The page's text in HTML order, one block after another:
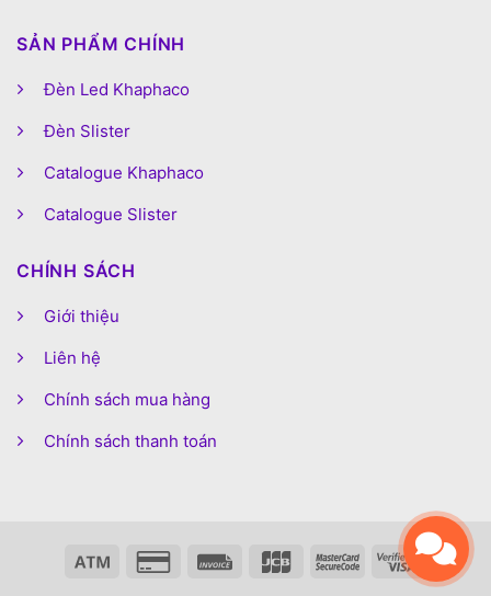
SẢN PHẨM CHÍNH
Đèn Led Khaphaco
Đèn Slister
Catalogue Khaphaco
Catalogue Slister
CHÍNH SÁCH
Giới thiệu
Liên hệ
Chính sách mua hàng
Chính sách thanh toán